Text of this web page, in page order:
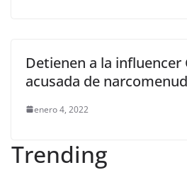
Detienen a la influencer
acusada de
enero 4, 2022
Trending